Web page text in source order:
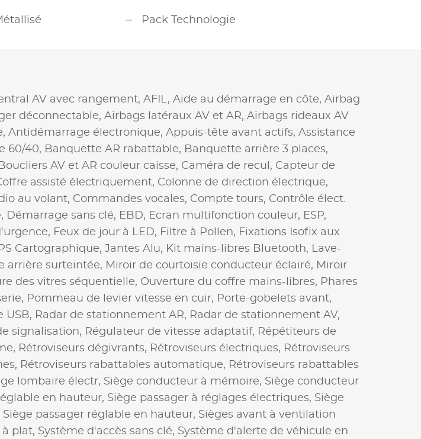
Pack Technologie
AV avec rangement, AFIL, Aide au démarrage en côte, Airbag
déconnectable, Airbags latéraux AV et AR, Airbags rideaux AV
Antidémarrage électronique, Appuis-tête avant actifs, Assistance
60/40, Banquette AR rabattable, Banquette arrière 3 places,
Boucliers AV et AR couleur caisse, Caméra de recul, Capteur de
assisté électriquement, Colonne de direction électrique,
au volant, Commandes vocales, Compte tours, Contrôle élect.
Démarrage sans clé, EBD, Ecran multifonction couleur, ESP,
Feux de jour à LED, Filtre à Pollen, Fixations Isofix aux
Cartographique, Jantes Alu, Kit mains-libres Bluetooth, Lave-
arrière surteintée, Miroir de courtoisie conducteur éclairé, Miroir
des vitres séquentielle, Ouverture du coffre mains-libres, Phares
Pommeau de levier vitesse en cuir, Porte-gobelets avant,
USB, Radar de stationnement AR, Radar de stationnement AV,
signalisation, Régulateur de vitesse adaptatif, Répétiteurs de
Rétroviseurs dégivrants, Rétroviseurs électriques, Rétroviseurs
Rétroviseurs rabattables automatique, Rétroviseurs rabattables
lombaire électr, Siège conducteur à mémoire, Siège conducteur
en hauteur, Siège passager à réglages électriques, Siège
Siège passager réglable en hauteur, Sièges avant à ventilation
plat, Système d'accès sans clé, Système d'alerte de véhicule en